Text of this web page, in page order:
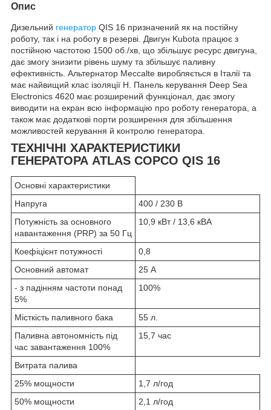
Опис
Дизельний генератор QIS 16 призначений як на постійну
роботу, так і на роботу в резерві. Двигун Kubota працює з
постійною частотою 1500 об./хв, що збільшує ресурс двигуна,
дає змогу знизити рівень шуму та збільшує паливну
ефективність. Альтернатор Meccalte виробляється в Італії та
має найвищий клас ізоляції H. Панель керування Deep Sea
Electronics 4620 має розширений функціонал, дає змогу
виводити на екран всю інформацію про роботу генератора, а
також має додаткові порти розширення для збільшення
можливостей керування й контролю генератора.
ТЕХНІЧНІ ХАРАКТЕРИСТИКИ
ГЕНЕРАТОРА ATLAS COPCO QIS 16
Основні характеристики
Напруга
400 / 230 В
Потужність за основного
навантаження (PRP) за 50 Гц
10,9 кВт / 13,6 кВА
Коефіцієнт потужності
0,8
Основний автомат
25 А
- з падінням частоти понад
5%
100%
Місткість паливного бака
55 л.
Паливна автономність під
час завантаження 100%
15,7 час
Витрата палива
25% мощности
1,7 л/год
50% мощности
2,1 л/год